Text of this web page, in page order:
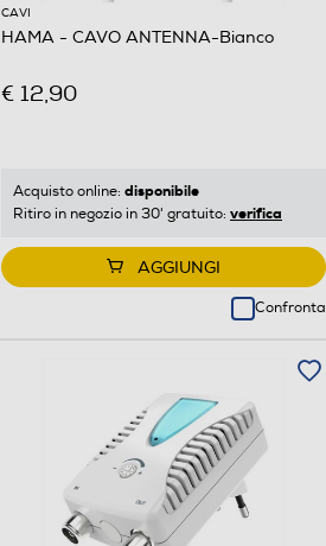
CAVI
HAMA - CAVO ANTENNA-Bianco
€ 12,90
Acquisto online: disponibile
Ritiro in negozio in 30' gratuito: verifica
AGGIUNGI
Confronta